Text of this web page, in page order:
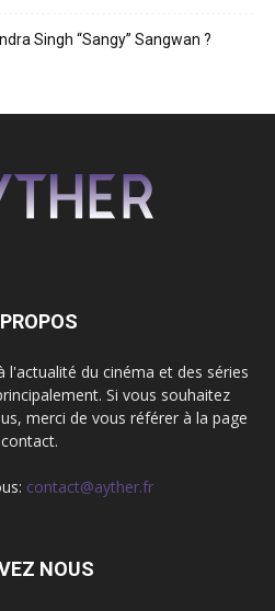
Singh “Sangy” Sangwan ?
l'actualité du cinéma et des séries
Si vous souhaitez
merci de vous référer à la page
contact.
contact@ayther.fr
NOUS